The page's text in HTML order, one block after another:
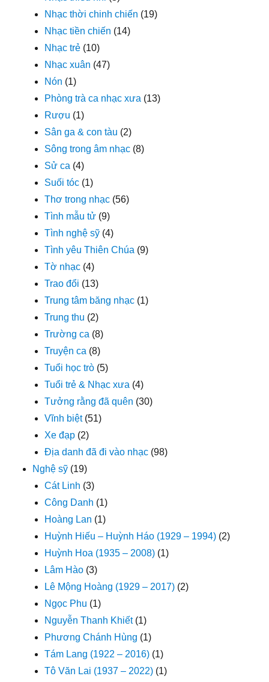
Nhạc thời chinh chiến (19)
Nhạc tiền chiến (14)
Nhạc trẻ (10)
Nhạc xuân (47)
Nón (1)
Phòng trà ca nhạc xưa (13)
Rượu (1)
Sân ga & con tàu (2)
Sông trong âm nhạc (8)
Sử ca (4)
Suối tóc (1)
Thơ trong nhạc (56)
Tình mẫu tử (9)
Tình nghệ sỹ (4)
Tình yêu Thiên Chúa (9)
Tờ nhạc (4)
Trao đổi (13)
Trung tâm băng nhạc (1)
Trung thu (2)
Trường ca (8)
Truyện ca (8)
Tuổi học trò (5)
Tuổi trẻ & Nhạc xưa (4)
Tưởng rằng đã quên (30)
Vĩnh biệt(51)
Xe đạp (2)
Địa danh đã đi vào nhạc (98)
Nghệ sỹ (19)
Cát Linh (3)
Công Danh (1)
Hoàng Lan (1)
Huỳnh Hiếu – Huỳnh Háo (1929 – 1994) (2)
Huỳnh Hoa (1935 – 2008) (1)
Lâm Hào (3)
Lê Mộng Hoàng (1929 – 2017) (2)
Ngọc Phu (1)
Nguyễn Thanh Khiết(1)
Phương Chánh Hùng (1)
Tám Lang (1922 – 2016) (1)
Tô Văn Lai (1937 – 2022) (1)